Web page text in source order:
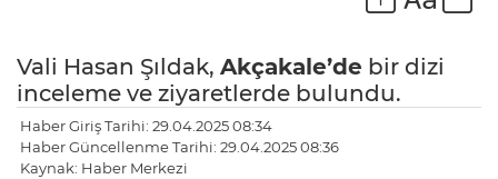
Vali Hasan Şıldak, Akçakale’de bir dizi
inceleme ve ziyaretlerde bulundu.
Haber Giriş Tarihi: 29.04.2025 08:34
Haber Güncellenme Tarihi: 29.04.2025 08:36
Kaynak: Haber Merkezi